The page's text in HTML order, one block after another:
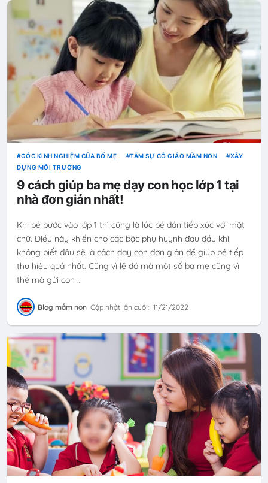
GÓC KINH NGHIỆM CỦA BỐ MẸ TÂM SỰ CÔ GIÁO MẦM NON
XÂY
DỰNG MÔI TRƯỜNG
9 cách giúp ba mẹ dạy con học lớp 1 tại
nhà đơn giản nhất!
Khi bé bước vào lớp 1 thì cũng là lúc bé dần tiếp xúc với mặt
chữ. Điều này khiến cho các bậc phụ huynh đau đầu khi
không biết đâu sẽ là cách dạy con đơn giản để giúp bé tiếp
thu hiệu quả nhất. Cũng vì lẽ đó mà một số ba mẹ cũng vì
thế mà gửi con …
Blog mầm non Cập nhật lần cuối: 11/21/2022